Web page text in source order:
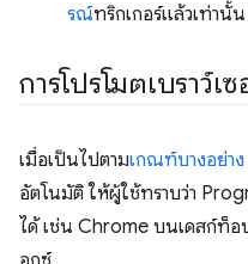
รณ์ทริกเกอร์แล้วเท่านั้น
การโปรโมตเบราว์เ
เมื่อเป็นไปตามเกณฑ์บางอย่าง
อัตโนมัติ ให้ผู้ใช้ทราบว่า
ได้ เช่น Chrome บนเดสก์ท็